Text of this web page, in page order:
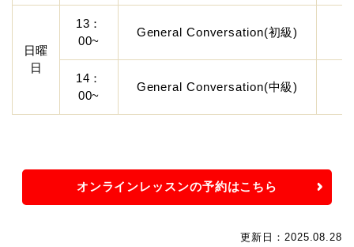
日曜
日
13：
00~
General Conversation(初級)
14：
00~
General Conversation(中級)
オンラインレッスンの予約はこちら
更新日：2025.08.28